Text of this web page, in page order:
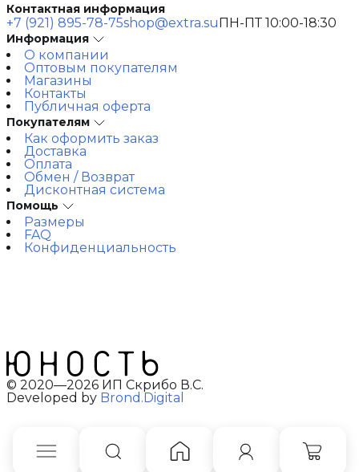
Контактная информация
+7 (921) 895-78-75shop@extra.suПН-ПТ 10:00-18:30
Информация
О компании
Оптовым покупателям
Магазины
Контакты
Публичная оферта
Покупателям
Как оформить заказ
Доставка
Оплата
Обмен / Возврат
Дисконтная система
Помощь
Размеры
FAQ
Конфиденциальность
© 2020—2026 ИП Скрибо В.С.
Developed by Brond.Digital